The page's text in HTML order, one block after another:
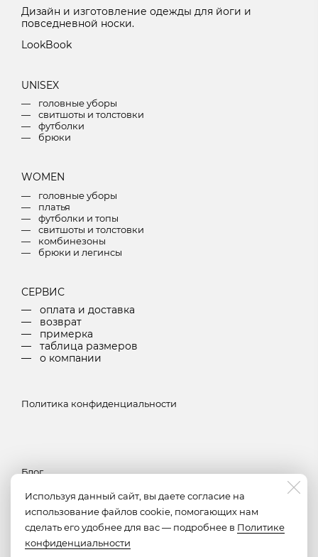
Дизайн и изготовление одежды для йоги и
повседневной носки.
LookBook
UNISEX
головные уборы
свитшоты и толстовки
футболки
брюки
WOMEN
головные уборы
платья
футболки и топы
свитшоты и толстовки
комбинезоны
брюки и легинсы
СЕРВИС
оплата и доставка
возврат
примерка
таблица размеров
о компании
Политика конфиденциальности
Блог
Подписка
Используя данный сайт, вы даете согласие на
использование файлов cookie, помогающих нам
сделать его удобнее для вас — подробнее в Политике
конфиденциальности